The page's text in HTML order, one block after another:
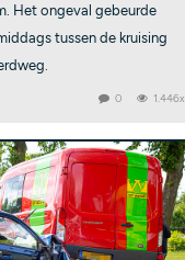
Het ongeval gebeurde
tussen de kruising
0 1.446x